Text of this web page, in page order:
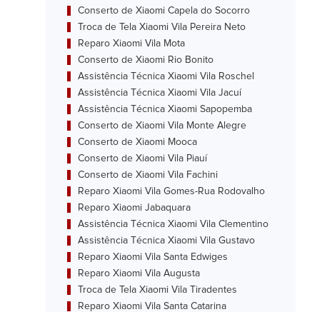
Conserto de Xiaomi Capela do Socorro
Troca de Tela Xiaomi Vila Pereira Neto
Reparo Xiaomi Vila Mota
Conserto de Xiaomi Rio Bonito
Assistência Técnica Xiaomi Vila Roschel
Assistência Técnica Xiaomi Vila Jacuí
Assistência Técnica Xiaomi Sapopemba
Conserto de Xiaomi Vila Monte Alegre
Conserto de Xiaomi Mooca
Conserto de Xiaomi Vila Piauí
Conserto de Xiaomi Vila Fachini
Reparo Xiaomi Vila Gomes-Rua Rodovalho
Reparo Xiaomi Jabaquara
Assistência Técnica Xiaomi Vila Clementino
Assistência Técnica Xiaomi Vila Gustavo
Reparo Xiaomi Vila Santa Edwiges
Reparo Xiaomi Vila Augusta
Troca de Tela Xiaomi Vila Tiradentes
Reparo Xiaomi Vila Santa Catarina